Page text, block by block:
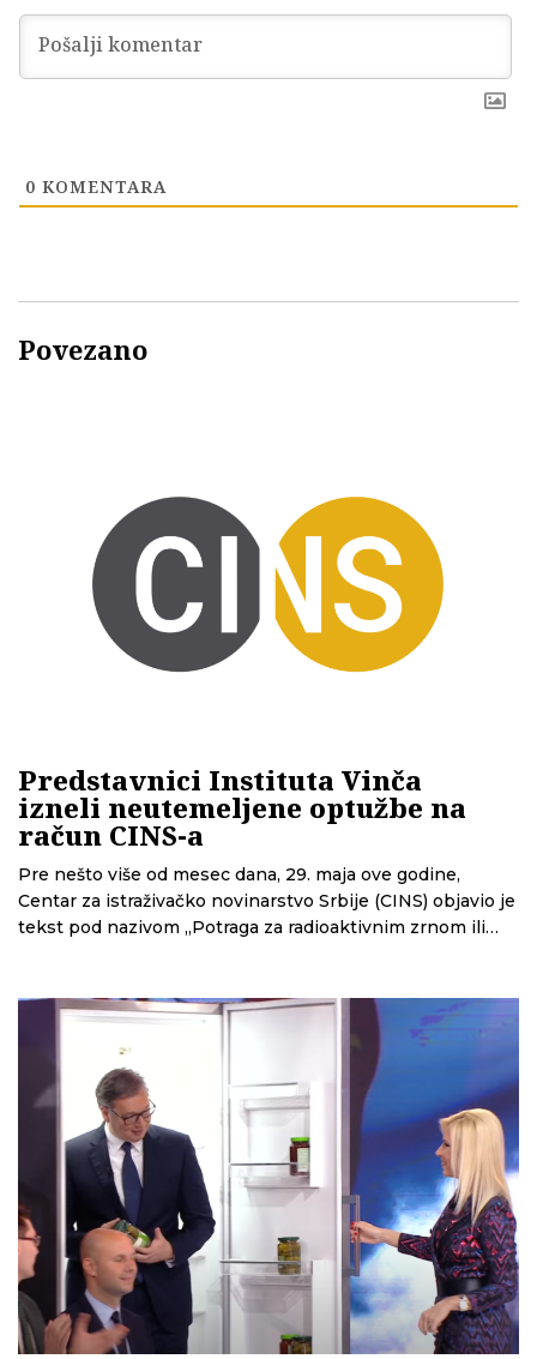
0 KOMENTARA
Povezano
Predstavnici Instituta Vinča
izneli neutemeljene optužbe na
račun CINS-a
Pre nešto više od mesec dana, 29. maja ove godine,
Centar za istraživačko novinarstvo Srbije (CINS) objavio je
tekst pod nazivom „Potraga za radioaktivnim zrnom ili
Naime, radioaktivni deo je izgubljen u polju kod Iđoša, a
njegovo zračenje je moglo da dovede u opasnost
stanovnike ovog mesta. Priča je građanima donela detalje
onoga što je usledilo posle, odnosno kako su institucije
reagovale.